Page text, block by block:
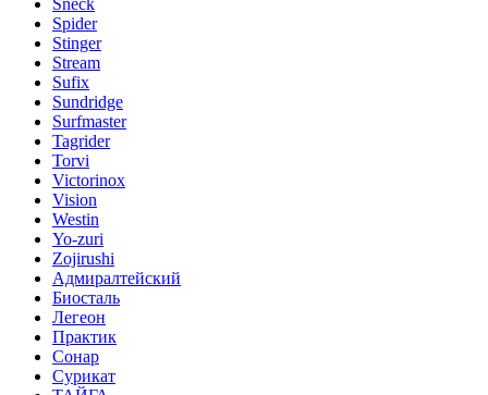
Sneck
Spider
Stinger
Stream
Sufix
Sundridge
Surfmaster
Tagrider
Torvi
Victorinox
Vision
Westin
Yo-zuri
Zojirushi
Адмиралтейский
Биосталь
Легеон
Практик
Сонар
Сурикат